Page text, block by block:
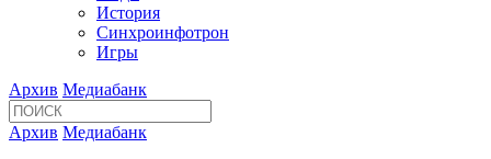
История
Синхроинфотрон
Игры
Архив Медиабанк
Архив Медиабанк